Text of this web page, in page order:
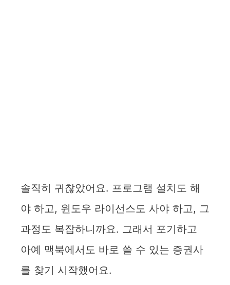
솔직히 귀찮았어요. 프로그램 설치도 해
야 하고, 윈도우 라이선스도 사야 하고, 그
과정도 복잡하니까요. 그래서 포기하고
아예 맥북에서도 바로 쓸 수 있는 증권사
를 찾기 시작했어요.